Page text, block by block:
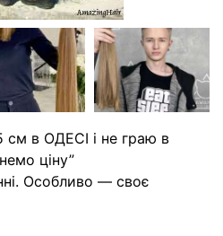
см в ОДЕСІ і не граю в
ціну”
Особливо — своє